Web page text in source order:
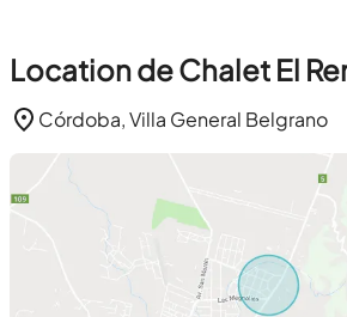
Location de Chalet El
Córdoba, Villa General Belgrano